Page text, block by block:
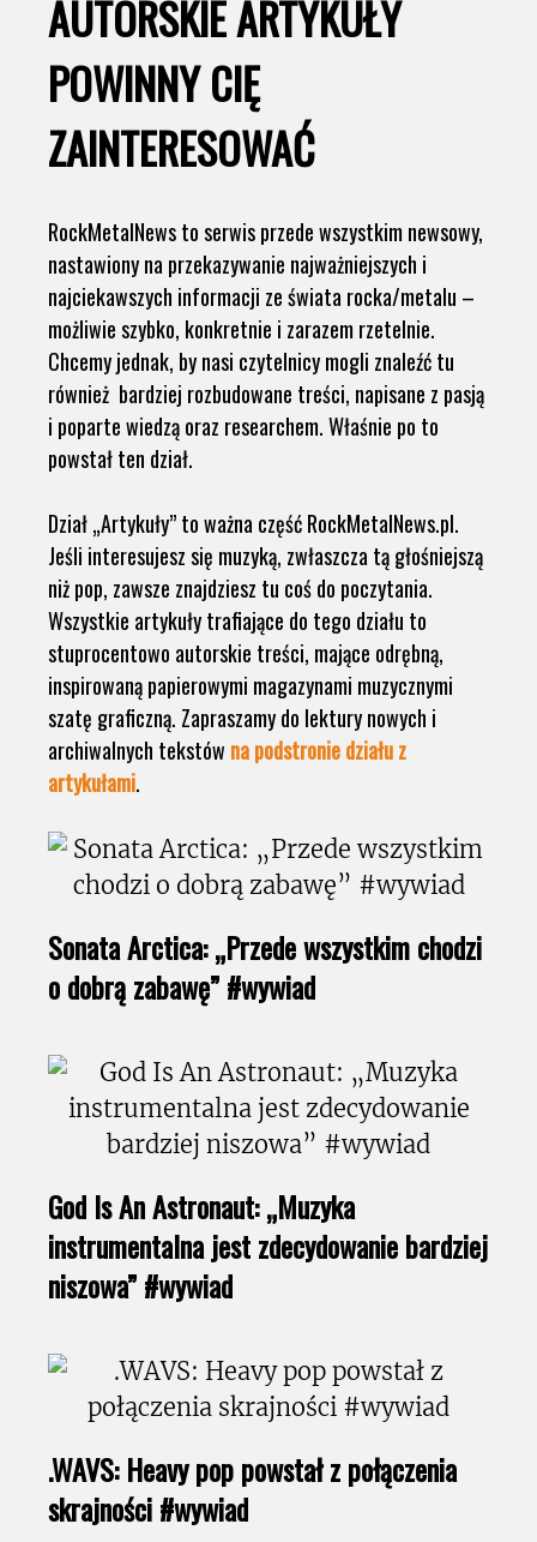
AUTORSKIE ARTYKUŁY
POWINNY CIĘ
ZAINTERESOWAĆ
RockMetalNews to serwis przede wszystkim newsowy,
nastawiony na przekazywanie najważniejszych i
najciekawszych informacji ze świata rocka/metalu –
możliwie szybko, konkretnie i zarazem rzetelnie.
Chcemy jednak, by nasi czytelnicy mogli znaleźć tu
również bardziej rozbudowane treści, napisane z pasją
i poparte wiedzą oraz researchem. Właśnie po to
powstał ten dział.
Dział „Artykuły” to ważna część RockMetalNews.pl.
Jeśli interesujesz się muzyką, zwłaszcza tą głośniejszą
niż pop, zawsze znajdziesz tu coś do poczytania.
Wszystkie artykuły trafiające do tego działu to
stuprocentowo autorskie treści, mające odrębną,
inspirowaną papierowymi magazynami muzycznymi
szatę graficzną. Zapraszamy do lektury nowych i
archiwalnych tekstów na podstronie działu z
artykułami.
Sonata Arctica: „Przede wszystkim chodzi
o dobrą zabawę” #wywiad
God Is An Astronaut: „Muzyka
instrumentalna jest zdecydowanie bardziej
niszowa” #wywiad
.WAVS: Heavy pop powstał z połączenia
skrajności #wywiad